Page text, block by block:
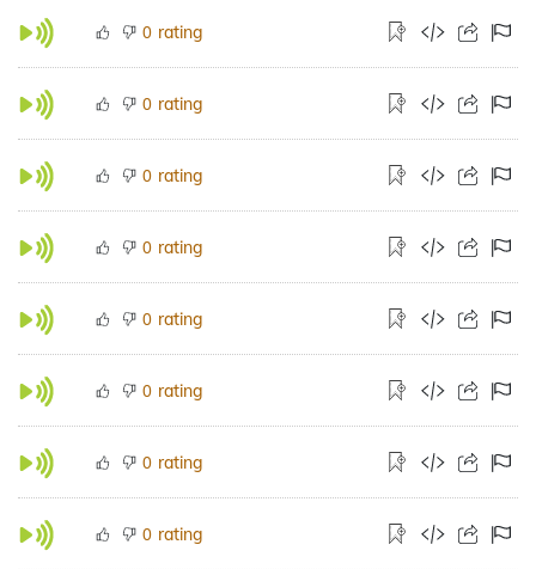
0 rating
0 rating
0 rating
0 rating
0 rating
0 rating
0 rating
0 rating